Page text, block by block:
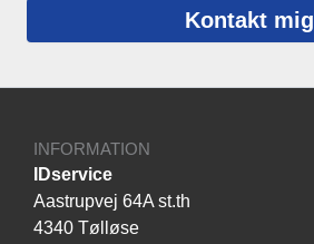
Kontakt mig
INFORMATION
IDservice
Aastrupvej 64A st.th
4340 Tølløse